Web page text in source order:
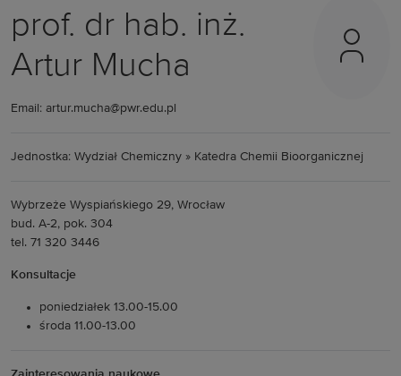
prof. dr hab. inż.
Artur Mucha
Email: artur.mucha@pwr.edu.pl
Jednostka: Wydział Chemiczny » Katedra Chemii Bioorganicznej
Wybrzeże Wyspiańskiego 29, Wrocław
bud. A-2, pok. 304
tel. 71 320 3446
Konsultacje
poniedziałek 13.00-15.00
środa 11.00-13.00